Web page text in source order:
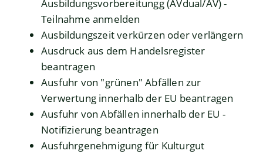
Ausbildungsvorbereitungg (AVdual/AV) -
Teilnahme anmelden
Ausbildungszeit verkürzen oder verlängern
Ausdruck aus dem Handelsregister
beantragen
Ausfuhr von "grünen" Abfällen zur
Verwertung innerhalb der EU beantragen
Ausfuhr von Abfällen innerhalb der EU -
Notifizierung beantragen
Ausfuhrgenehmigung für Kulturgut